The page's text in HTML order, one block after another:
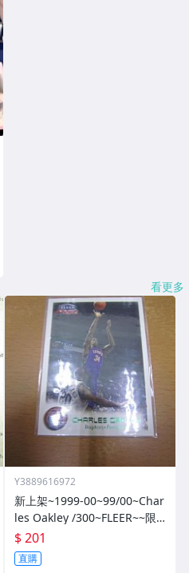
看更多
Y3889616972
新上架~1999-00~99/00~Char
les Oakley /300~FLEER~~限
量/300~1060114-1
$ 201
直購